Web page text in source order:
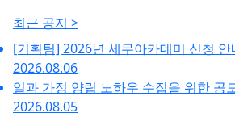
최근 공지 >
[기획팀] 2026년 세무아카데미 신청 안
2026.08.06
일과 가정 양립 노하우 수집을 위한 공
2026.08.05